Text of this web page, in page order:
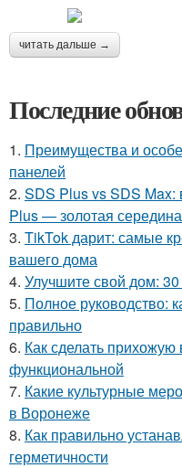
читать дальше →
Последние
1. Преимущества и
панелей
2. SDS Plus vs SDS Max:
Plus — золотая
3. TikTok дарит: самые
вашего дома
4. Улучшите свой дом:
5. Полное руководство:
правильно
6. Как сделать
функциональной
7. Какие культурные
в Воронеже
8. Как правильно
герметичности